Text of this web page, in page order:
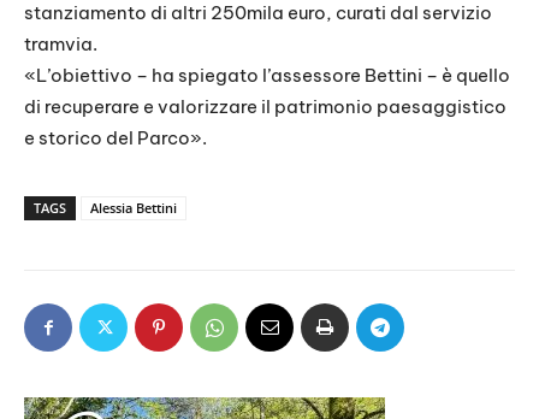
stanziamento di altri 250mila euro, curati dal servizio
tramvia.
«L’obiettivo – ha spiegato l’assessore Bettini – è quello
di recuperare e valorizzare il patrimonio paesaggistico
e storico del Parco».
TAGS Alessia Bettini